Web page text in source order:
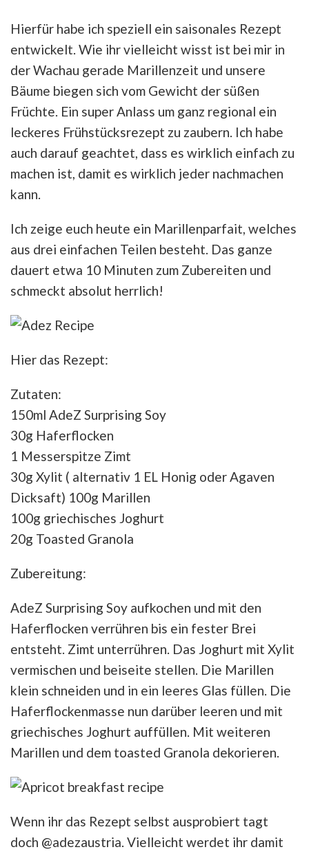
Hierfür habe ich speziell ein saisonales Rezept
entwickelt. Wie ihr vielleicht wisst ist bei mir in
der Wachau gerade Marillenzeit und unsere
Bäume biegen sich vom Gewicht der süßen
Früchte. Ein super Anlass um ganz regional ein
leckeres Frühstücksrezept zu zaubern. Ich habe
auch darauf geachtet, dass es wirklich einfach zu
machen ist, damit es wirklich jeder nachmachen
kann.
Ich zeige euch heute ein Marillenparfait, welches
aus drei einfachen Teilen besteht. Das ganze
dauert etwa 10 Minuten zum Zubereiten und
schmeckt absolut herrlich!
Hier das Rezept:
Zutaten:
150ml AdeZ Surprising Soy
30g Haferflocken
1 Messerspitze Zimt
30g Xylit ( alternativ 1 EL Honig oder Agaven
Dicksaft) 100g Marillen
100g griechisches Joghurt
20g Toasted Granola
Zubereitung:
AdeZ Surprising Soy aufkochen und mit den
Haferflocken verrühren bis ein fester Brei
entsteht. Zimt unterrühren. Das Joghurt mit Xylit
vermischen und beiseite stellen. Die Marillen
klein schneiden und in ein leeres Glas füllen. Die
Haferflockenmasse nun darüber leeren und mit
griechisches Joghurt auffüllen. Mit weiteren
Marillen und dem toasted Granola dekorieren.
Wenn ihr das Rezept selbst ausprobiert tagt
doch @adezaustria. Vielleicht werdet ihr damit